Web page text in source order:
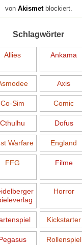
von Akismetblockiert.
Schlagwörter
Allies Ankama
Axis
Co-Sim Comic
Cthulhu Dofus
Warfare England
FFG Filme
Horror
Kickstarter
Rollenspiel